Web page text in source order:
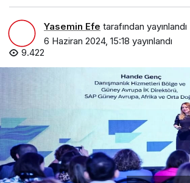
Yasemin Efe tarafından yayınlandı
6 Haziran 2024, 15:18 yayınlandı
9.422